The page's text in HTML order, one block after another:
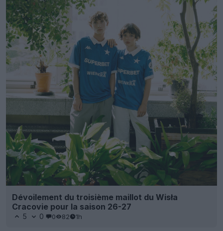
Dévoilement du troisième maillot du Wisła
Cracovie pour la saison 26-27
5 0 0 82 1h